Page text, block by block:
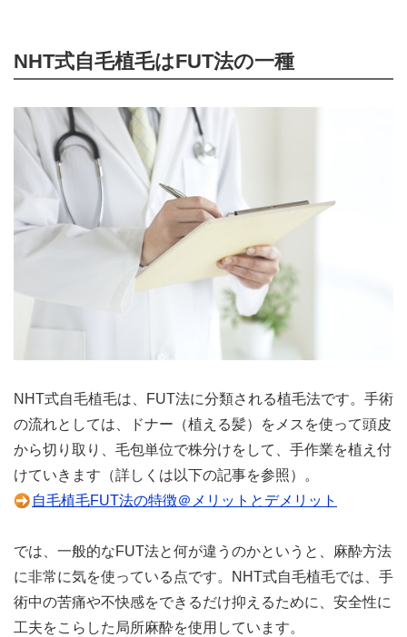
NHT式自毛植毛はFUT法の一種
NHT式自毛植毛は、FUT法に分類される植毛法です。手術
の流れとしては、ドナー（植える髪）をメスを使って頭皮
から切り取り、毛包単位で株分けをして、手作業を植え付
けていきます（詳しくは以下の記事を参照）。
自毛植毛FUT法の特徴＠メリットとデメリット
では、一般的なFUT法と何が違うのかというと、麻酔方法
に非常に気を使っている点です。NHT式自毛植毛では、手
術中の苦痛や不快感をできるだけ抑えるために、安全性に
工夫をこらした局所麻酔を使用しています。